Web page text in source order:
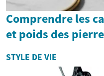
Comprendre les
et poids des
STYLE DE VIE